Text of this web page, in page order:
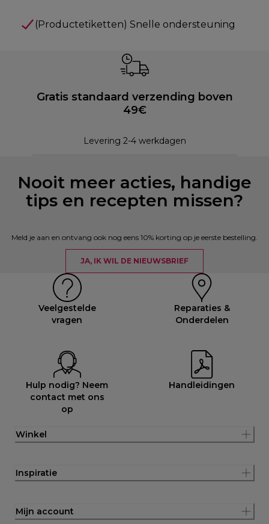
(Productetiketten) Snelle ondersteuning
Gratis standaard verzending boven
49€
Levering 2-4 werkdagen
Nooit meer acties, handige
tips en recepten missen?
Meld je aan en ontvang ook nog eens 10% korting op je eerste bestelling.
JA, IK WIL DE NIEUWSBRIEF
Veelgestelde
vragen
Reparaties &
Onderdelen
Hulp nodig? Neem
contact met ons
op
Handleidingen
Winkel
Inspiratie
Mijn account